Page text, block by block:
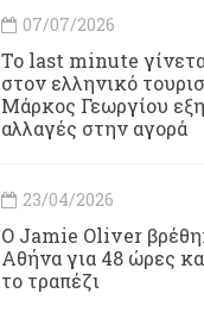
07/07/2026
Το last minute
στον ελληνικό
Μάρκος Γεωργίου
αλλαγές στην αγορά
23/04/2026
Ο Jamie Oliver
Αθήνα για 48 ώρες
το τραπέζι